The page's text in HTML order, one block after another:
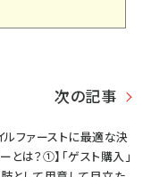
次の記事
ルファーストに最適な決
とは？①】「ゲスト購入」